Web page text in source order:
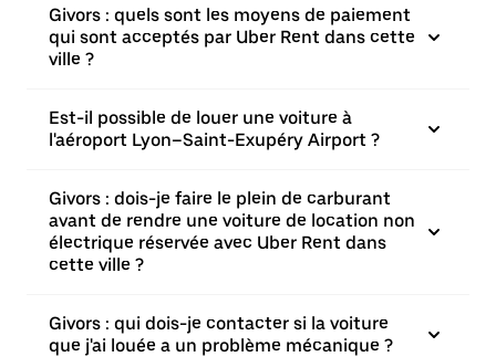
Givors : quels sont les moyens de paiement
qui sont acceptés par Uber Rent dans cette
ville ?
Est-il possible de louer une voiture à
l'aéroport Lyon–Saint-Exupéry Airport ?
Givors : dois-je faire le plein de carburant
avant de rendre une voiture de location non
électrique réservée avec Uber Rent dans
cette ville ?
Givors : qui dois-je contacter si la voiture
que j'ai louée a un problème mécanique ?